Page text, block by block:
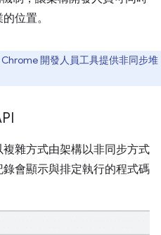
位置。
開發人員工具提供非同步堆
雜方式由架構以非同步方式
會顯示與排定執行的程式碼